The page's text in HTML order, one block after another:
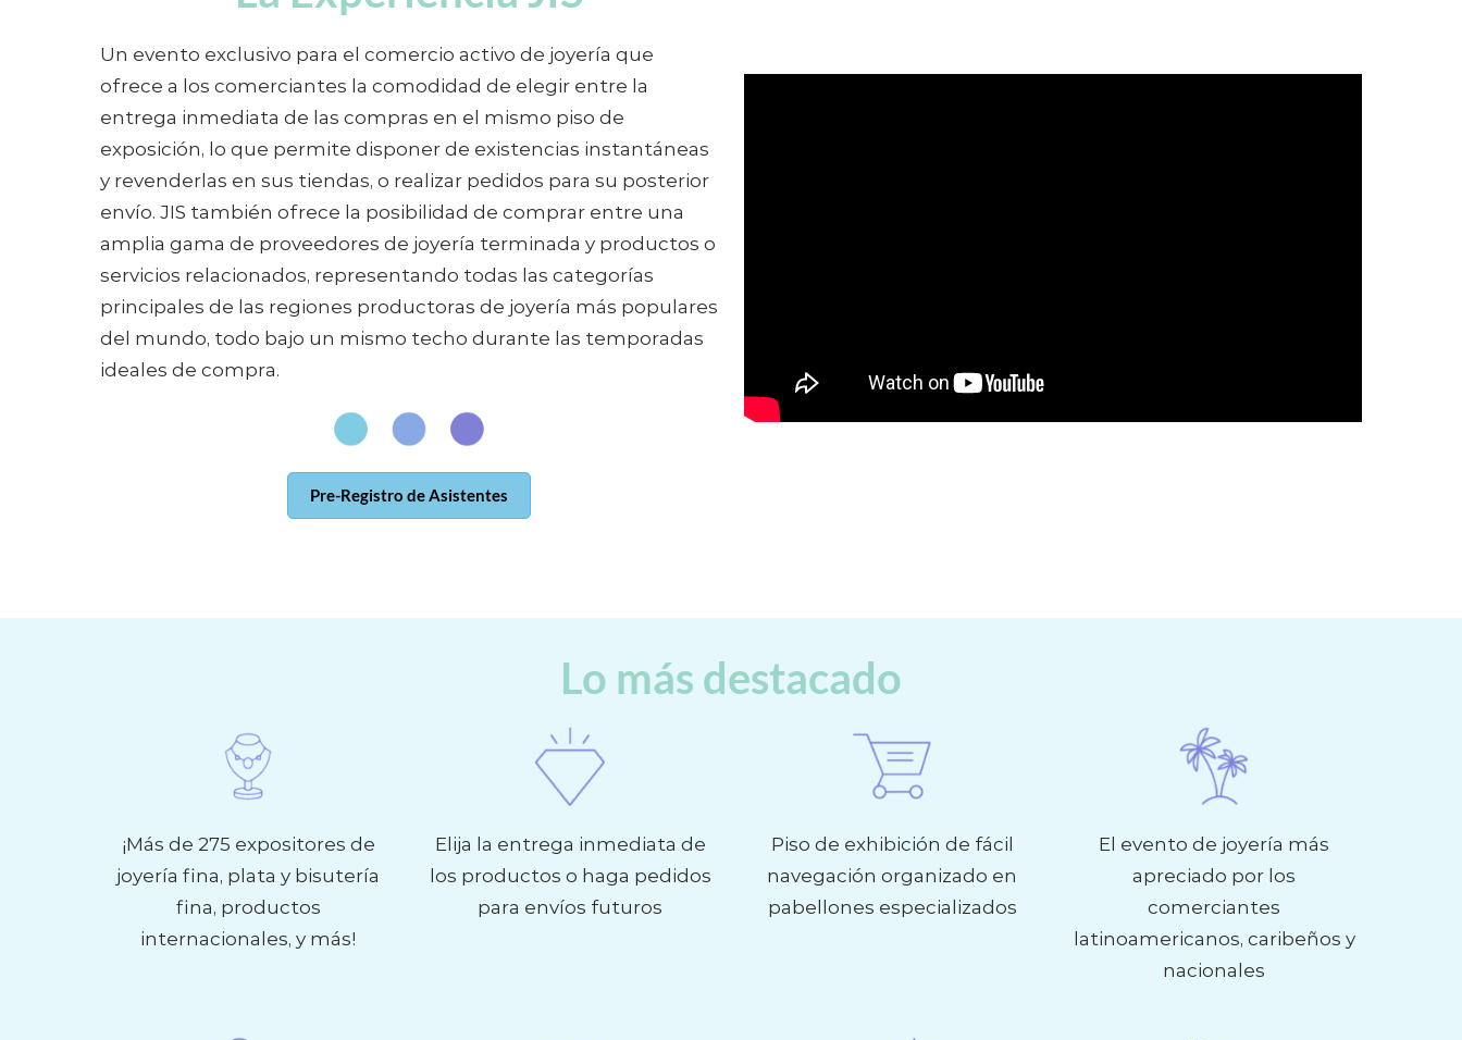
Un evento exclusivo para el comercio activo de joyería que
ofrece a los comerciantes la comodidad de elegir entre la
entrega inmediata de las compras en el mismo piso de
exposición, lo que permite disponer de existencias instantáneas
y revenderlas en sus tiendas, o realizar pedidos para su posterior
envío. JIS también ofrece la posibilidad de comprar entre una
amplia gama de proveedores de joyería terminada y productos o
servicios relacionados, representando todas las categorías
principales de las regiones productoras de joyería más populares
del mundo, todo bajo un mismo techo durante las temporadas
ideales de compra.
Pre-Registro de Asistentes
Lo más destacado
¡Más de 275 expositores de
joyería fina, plata y bisutería
fina, productos
internacionales, y más!
Elija la entrega inmediata de
los productos o haga pedidos
para envíos futuros
Piso de exhibición de fácil
navegación organizado en
pabellones especializados
El evento de joyería más
apreciado por los
comerciantes
latinoamericanos, caribeños y
nacionales